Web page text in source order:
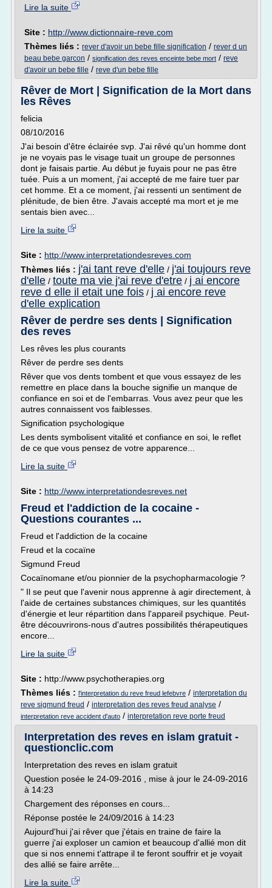
Lire la suite
Site : http://www.dictionnaire-reve.com
Thèmes liés : rever d'avoir un bebe fille signification / rever d un
beau bebe garcon / signification des reves enceinte bebe mort / reve
d'avoir un bebe fille / reve d'un bebe fille
Rêver de Mort | Signification de la Mort dans
les Rêves
felicia
08/10/2016
J'ai besoin d'être éclairée svp. J'ai rêvé qu'un homme dont
je ne voyais pas le visage tuait un groupe de personnes
dont je faisais partie. Au début je fuyais pour ne pas être
tuée. Puis a un moment, j'ai accepté de me faire tuer par
cet homme. Et a ce moment, j'ai ressenti un sentiment de
plénitude, de bien être. J'avais accepté ma mort et je me
sentais bien avec...
Lire la suite
Site : http://www.interpretationdesreves.com
Thèmes liés : j'ai tant reve d'elle / j'ai toujours reve
d'elle / toute ma vie j'ai reve d'etre / j ai encore
reve d elle il etait une fois / j ai encore reve
d'elle explication
Rêver de perdre ses dents | Signification
des reves
Les rêves les plus courants
Rêver de perdre ses dents
Rêver que vos dents tombent et que vous essayez de les
remettre en place dans la bouche signifie un manque de
confiance en soi et de l'embarras. Vous avez peur que les
autres connaissent vos faiblesses.
Signification psychologique
Les dents symbolisent vitalité et confiance en soi, le reflet
de ce que vous pensez de votre apparence...
Lire la suite
Site : http://www.interpretationdesreves.net
Freud et l'addiction de la cocaine -
Questions courantes ...
Freud et l'addiction de la cocaine
Freud et la cocaïne
Sigmund Freud
Cocaïnomane et/ou pionnier de la psychopharmacologie ?
" Il se peut que l'avenir nous apprenne à agir directement, à
l'aide de certaines substances chimiques, sur les quantités
d'énergie et leur répartition dans l'appareil psychique. Peut-
être découvrirons-nous d'autres possibilités thérapeutiques
encore...
Lire la suite
Site : http://www.psychotherapies.org
Thèmes liés : l'interpretation du reve freud lefebvre / interpretation du
reve sigmund freud / interpretation des reves freud analyse /
interpretation reve accident d'auto / interpretation reve porte freud
Interpretation des reves en islam gratuit -
questionclic.com
Interpretation des reves en islam gratuit
Question posée le 24-09-2016 , mise à jour le 24-09-2016
à 14:23
Chargement des réponses en cours...
Réponse postée le 24/09/2016 à 14:23
Aujourd'hui j'ai rêver que j'étais en traine de faire la
guerre j'ai exploser un camion et beaucoup d'allié mon dit
que si nos ennemi t'attrape il te feront souffrir et je voyait
des allié se faire arrête...
Lire la suite